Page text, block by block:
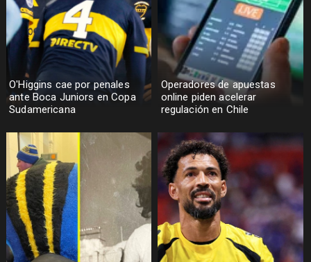
O'Higgins cae por penales
ante Boca Juniors en Copa
Sudamericana
Operadores de apuestas
online piden acelerar
regulación en Chile